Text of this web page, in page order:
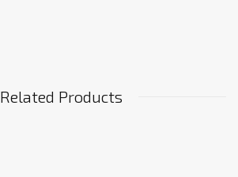
Related Products